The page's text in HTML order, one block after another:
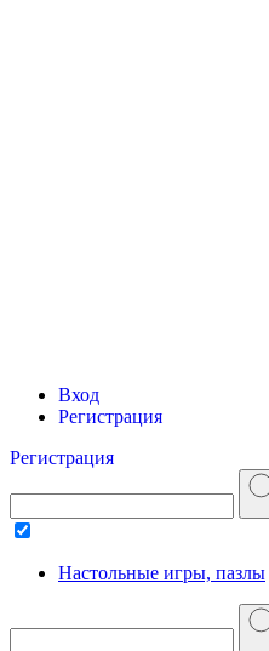
Вход
Регистрация
Регистрация
Настольные игры, пазлы